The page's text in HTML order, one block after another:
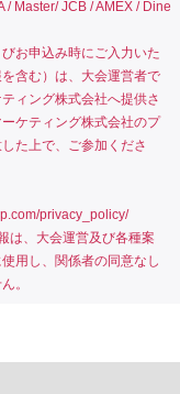
/ Master/ JCB / AMEX / Dine
お申込み時にご入力いた
含む）は、大会運営者で
ィング株式会社へ提供さ
ケティング株式会社のプ
た上で、ご参加くださ
privacy_policy/
は、大会運営及び各種案
用し、関係者の同意なし
。